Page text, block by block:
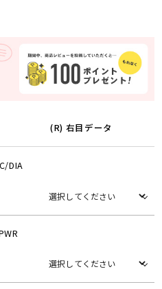
(R) 右目データ
DIA